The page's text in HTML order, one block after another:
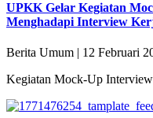
UPKK Gelar Kegiatan
Menghadapi Interview
Berita Umum | 12 Februari
Kegiatan Mock-Up Interview